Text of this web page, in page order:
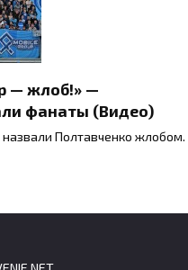
— жлоб!» —
фанаты (Видео)
Полтавченко жлобом.